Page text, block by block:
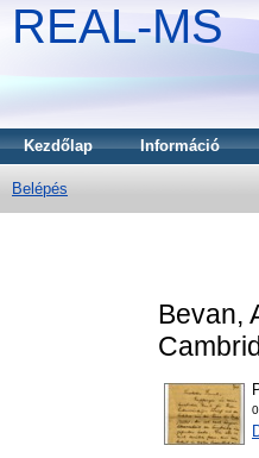
REAL-MS
Kezdőlap Információ
Belépés
Bevan,